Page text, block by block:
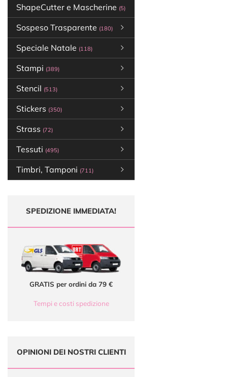
ShapeCutter e Mascherine (5)
Sospeso Trasparente (180)
Speciale Natale (118)
Stampi (389)
Stencil (513)
Stickers (350)
Strass (72)
Tessuti (495)
Timbri, Tamponi (711)
SPEDIZIONE IMMEDIATA!
GRATIS per ordini da 79 €
Tempi e costi spedizione
OPINIONI DEI NOSTRI CLIENTI